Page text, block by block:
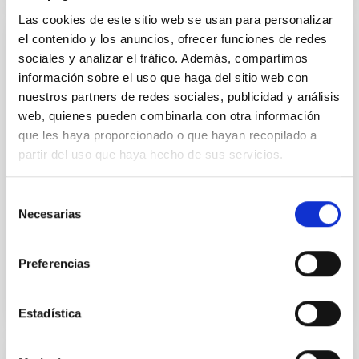
Las cookies de este sitio web se usan para personalizar
el contenido y los anuncios, ofrecer funciones de redes
sociales y analizar el tráfico. Además, compartimos
información sobre el uso que haga del sitio web con
nuestros partners de redes sociales, publicidad y análisis
web, quienes pueden combinarla con otra información
que les haya proporcionado o que hayan recopilado a
partir del uso que haya hecho de sus servicios.
Necesarias
Preferencias
Estadística
Modificación nº 1 a la Carta Acuerdo sobre
el experimento en colaboración entre el
IAC y la Organización Europea de
InvestigaciónAstronómica Hemisferio Sur.
Ampliar los objetivos de la colaboración para permitir
que los experimentos de campo LGS-AO sean
realizados en el telescopio WHT de La Palma en